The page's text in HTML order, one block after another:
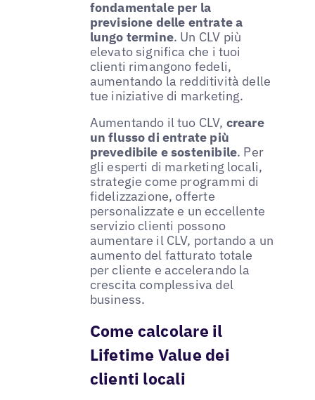
fondamentale per la
previsione delle entrate a
lungo termine. Un CLV più
elevato significa che i tuoi
clienti rimangono fedeli,
aumentando la redditività delle
tue iniziative di marketing.
Aumentando il tuo CLV, creare
un flusso di entrate più
prevedibile e sostenibile. Per
gli esperti di marketing locali,
strategie come programmi di
fidelizzazione, offerte
personalizzate e un eccellente
servizio clienti possono
aumentare il CLV, portando a un
aumento del fatturato totale
per cliente e accelerando la
crescita complessiva del
business.
Come calcolare il
Lifetime Value dei
clienti locali